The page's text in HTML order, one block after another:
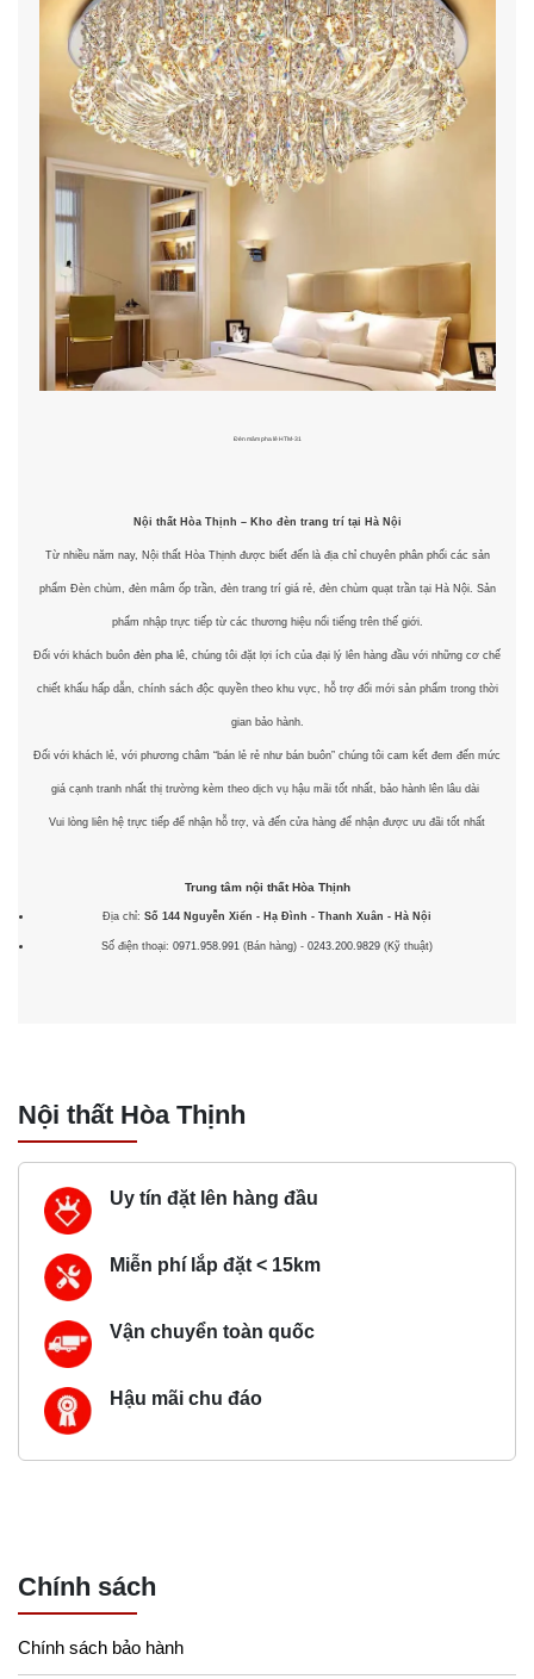
Đèn mâm pha lê HTM-31
Nội thất Hòa Thịnh – Kho đèn trang trí tại Hà Nội
Từ nhiều năm nay, Nội thất Hòa Thịnh được biết đến là địa chỉ chuyên phân phối các sản
phẩm Đèn chùm, đèn mâm ốp trần, đèn trang trí giá rẻ, đèn chùm quạt trần tại Hà Nội. Sản
phẩm nhập trực tiếp từ các thương hiệu nổi tiếng trên thế giới.
Đối với khách buôn đèn pha lê, chúng tôi đặt lợi ích của đại lý lên hàng đầu với những cơ chế
chiết khấu hấp dẫn, chính sách độc quyền theo khu vực, hỗ trợ đổi mới sản phẩm trong thời
gian bảo hành.
Đối với khách lẻ, với phương châm “bán lẻ rẻ như bán buôn” chúng tôi cam kết đem đến mức
giá cạnh tranh nhất thị trường kèm theo dịch vụ hậu mãi tốt nhất, bảo hành lên lâu dài
Vui lòng liên hệ trực tiếp để nhận hỗ trợ, và đến cửa hàng để nhận được ưu đãi tốt nhất
Trung tâm nội thấtHòa Thịnh
Địa chỉ: Số 144 Nguyễn Xiển - Hạ Đình - Thanh Xuân - Hà Nội
Số điện thoại: 0971.958.991 (Bán hàng) - 0243.200.9829 (Kỹ thuật)
Nội thất Hòa Thịnh
Uy tín đặt lên hàng đầu
Miễn phí lắp đặt < 15km
Vận chuyển toàn quốc
Hậu mãi chu đáo
Chính sách
Chính sách bảo hành